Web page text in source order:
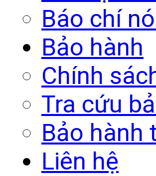
Báo chí
Bảo hành
Chính
Tra cứu
Bảo hành
Liên hệ